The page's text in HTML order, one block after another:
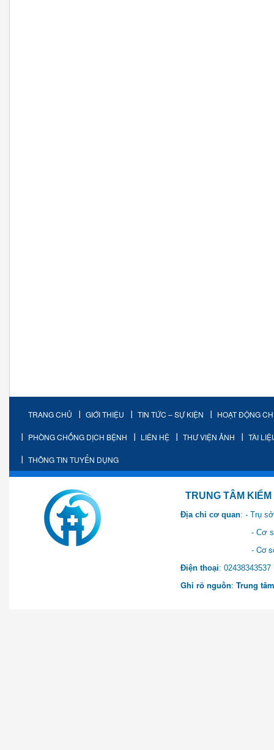
TRANG CHỦ GIỚI THIỆU TIN TỨC – SỰ KIỆN HOẠT ĐỘNG
PHÒNG CHỐNG DỊCH BỆNH LIÊN HỆ THƯ VIỆN ẢNH TÀI
THÔNG TIN TUYỂN DỤNG
TRUNG TÂM KIỂM SOÁT
Địa chỉ cơ quan: - Trụ
- Cơ sở 2: Khu Hành
- Cơ sở 3: Số 1 Ngõ 2
Điện thoại:
Ghi rõ nguồn: Trung